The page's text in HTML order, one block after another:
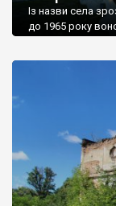
Із назви села
до 1965 року
сіл. У селі є